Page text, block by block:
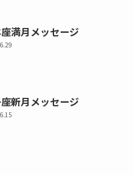
満月メッセージ
新月メッセージ